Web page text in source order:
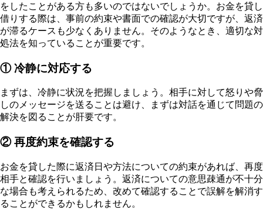
をしたことがある方も多いのではないでしょうか。お金を貸し
借りする際は、事前の約束や書面での確認が大切ですが、返済
が滞るケースも少なくありません。そのようなとき、適切な対
処法を知っていることが重要です。
① 冷静に対応する
まずは、冷静に状況を把握しましょう。相手に対して怒りや脅
しのメッセージを送ることは避け、まずは対話を通じて問題の
解決を図ることが肝要です。
② 再度約束を確認する
お金を貸した際に返済日や方法についての約束があれば、再度
相手と確認を行いましょう。返済についての意思疎通が不十分
な場合も考えられるため、改めて確認することで誤解を解消す
ることができるかもしれません。